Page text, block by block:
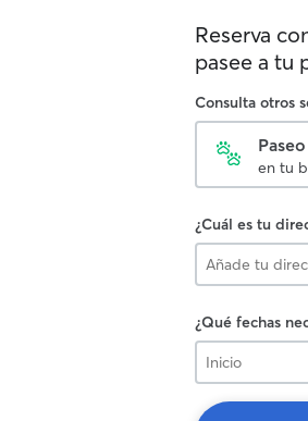
Reserva
pasee a tu
Consulta otros
en tu
¿Cuál es tu
¿Qué fechas
Inicio